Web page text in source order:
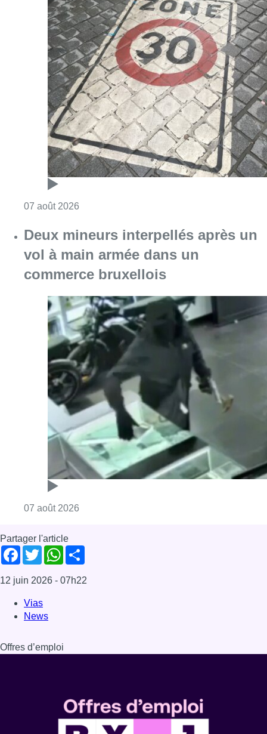
07 août 2026
Deux mineurs interpellés après un
vol à main armée dans un
commerce bruxellois
07 août 2026
Partager l'article
Facebook
TwitterWhatsApp
12 juin 2026 - 07h22
Vias
News
Offres d’emploi